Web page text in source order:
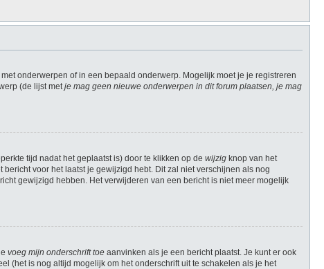
onderwerpen of in een bepaald onderwerp. Mogelijk moet je je registreren
(de lijst metje mag geen nieuwe onderwerpen in dit forum plaatsen, je mag
tijd nadat het geplaatst is) door te klikken op de wijzig knop van het
voor het laatst je gewijzigd hebt. Dit zal niet verschijnen als nog
gewijzigd hebben. Het verwijderen van een bericht is niet meer mogelijk
voeg mijn onderschrift toe aanvinken als je een bericht plaatst. Je kunt er ook
(het is nog altijd mogelijk om het onderschrift uit te schakelen als je het